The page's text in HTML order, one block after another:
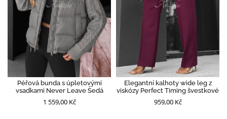
Péřová bunda s úpletovými
vsadkami Never Leave Šedá
1 559,00 Kč
Elegantní kalhoty wide leg z
viskózy Perfect Timing švestkové
959,00 Kč